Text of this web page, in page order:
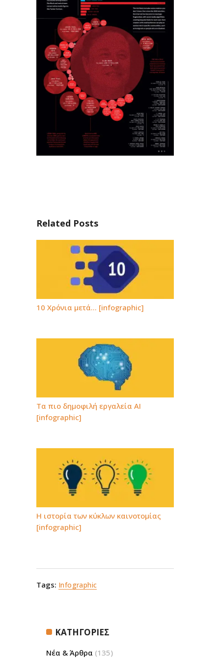
Related Posts
10 Χρόνια μετά… [infographic]
Τα πιο δημοφιλή εργαλεία AI
[infographic]
Η ιστορία των κύκλων καινοτομίας
[infographic]
Tags: Infographic
ΚΑΤΗΓΟΡΙΕΣ
Νέα & Άρθρα (135)